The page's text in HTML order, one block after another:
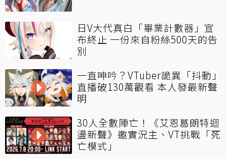
日V大代真白「畢業計數器」宣
布終止 一份來自粉絲500天的告
別
一直呻吟？VTuber詭異「抖動」
直播破130萬觀看 本人發最新聲
明
30人全數陣亡！《艾恩葛朗特迴
盪新聲》邀實況主、VT挑戰「死
亡模式」